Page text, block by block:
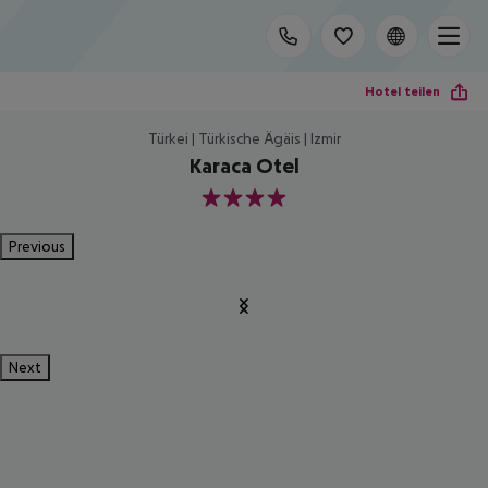
Hotel teilen
Türkei | Türkische Ägäis | Izmir
Karaca Otel
4
Previous
Next